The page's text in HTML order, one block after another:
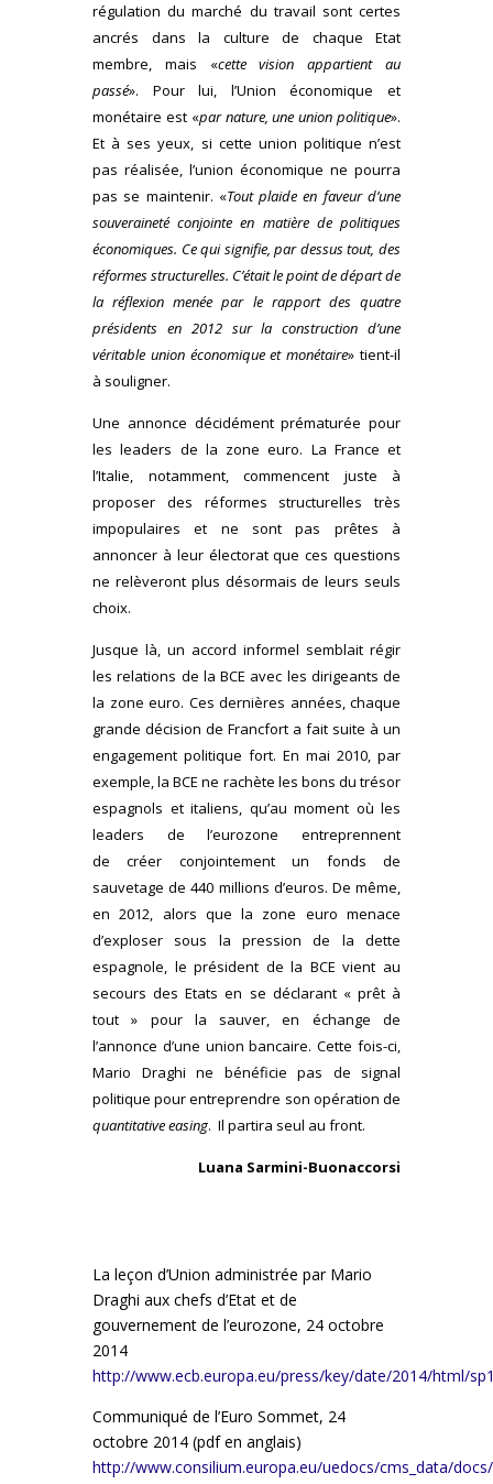
régulation du marché du travail sont certes
ancrés dans la culture de chaque Etat
membre, mais «cette vision appartient au
passé». Pour lui, l’Union économique et
monétaire est «par nature, une union politique».
Et à ses yeux, si cette union politique n’est
pas réalisée, l’union économique ne pourra
pas se maintenir. «Tout plaide en faveur d’une
souveraineté conjointe en matière de politiques
économiques. Ce qui signifie, par dessus tout, des
réformes structurelles. C’était le point de départ de
la réflexion menée par le rapport des quatre
présidents en 2012 sur la construction d’une
véritable union économique et monétaire» tient-il
à souligner.
Une annonce décidément prématurée pour
les leaders de la zone euro. La France et
l’Italie, notamment, commencent juste à
proposer des réformes structurelles très
impopulaires et ne sont pas prêtes à
annoncer à leur électorat que ces questions
ne relèveront plus désormais de leurs seuls
choix.
Jusque là, un accord informel semblait régir
les relations de la BCE avec les dirigeants de
la zone euro. Ces dernières années, chaque
grande décision de Francfort a fait suite à un
engagement politique fort. En mai 2010, par
exemple, la BCE ne rachète les bons du trésor
espagnols et italiens, qu’au moment où les
leaders de l’eurozone entreprennent
de créer conjointement un fonds de
sauvetage de 440 millions d’euros. De même,
en 2012, alors que la zone euro menace
d’exploser sous la pression de la dette
espagnole, le président de la BCE vient au
secours des Etats en se déclarant « prêt à
tout » pour la sauver, en échange de
l’annonce d’une union bancaire. Cette fois-ci,
Mario Draghi ne bénéficie pas de signal
politique pour entreprendre son opération de
quantitative easing. Il partira seul au front.
Luana Sarmini-Buonaccorsi
La leçon d’Union administrée par Mario
Draghi aux chefs d’Etat et de
gouvernement de l’eurozone, 24 octobre
2014
http://www.ecb.europa.eu/press/key/date/2014/html/
Communiqué de l’Euro Sommet, 24
octobre 2014 (pdf en anglais)
http://www.consilium.europa.eu/uedocs/cms_data/